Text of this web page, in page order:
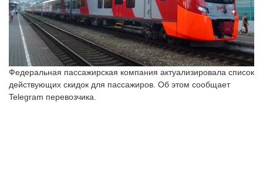
Федеральная пассажирская компания актуализировала список
действующих скидок для пассажиров. Об этом сообщает
Telegram перевозчика.